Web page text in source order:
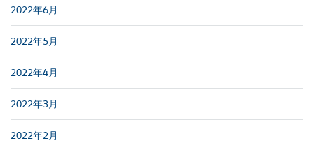
2022年6月
2022年5月
2022年4月
2022年3月
2022年2月